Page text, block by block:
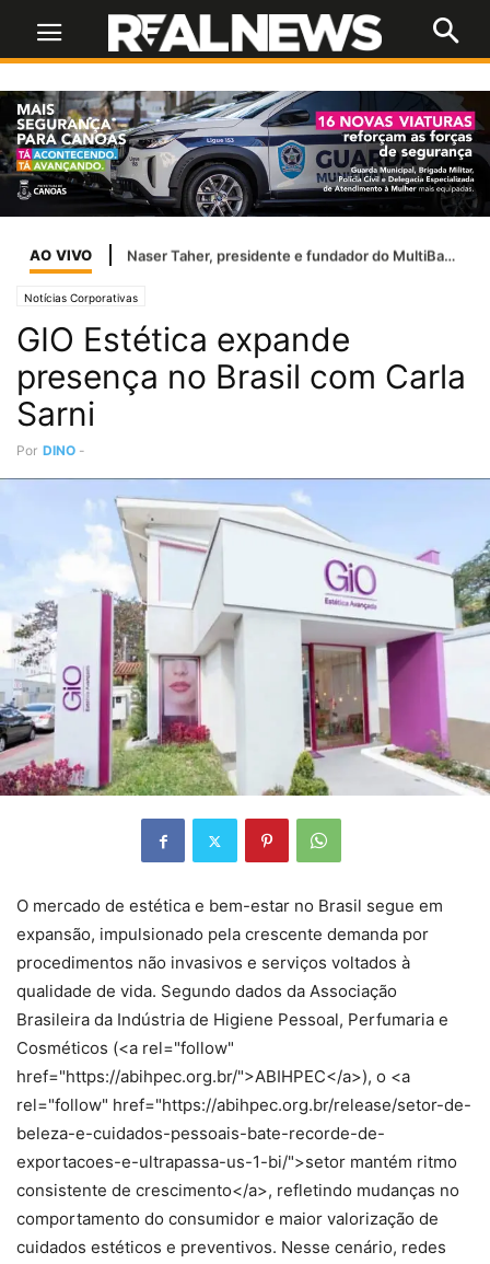
AO VIVO Naser Taher, presidente e fundador do MultiBank Group, homenageado por Sua Alteza Sheikh Nahyan bin Mubarak Al Nahyan com o Prêmio de Excelência de Ouro em FinTech, Ativos Digitais e Blockchain
Notícias Corporativas
GIO Estética expande
presença no Brasil com Carla
Sarni
Por DINO -
O mercado de estética e bem-estar no Brasil segue em
expansão, impulsionado pela crescente demanda por
procedimentos não invasivos e serviços voltados à
qualidade de vida. Segundo dados da Associação
Brasileira da Indústria de Higiene Pessoal, Perfumaria e
Cosméticos (<a rel="follow"
href="https://abihpec.org.br/">ABIHPEC</a>), o <a
rel="follow" href="https://abihpec.org.br/release/setor-de-
beleza-e-cuidados-pessoais-bate-recorde-de-
exportacoes-e-ultrapassa-us-1-bi/">setor mantém ritmo
consistente de crescimento</a>, refletindo mudanças no
comportamento do consumidor e maior valorização de
cuidados estéticos e preventivos. Nesse cenário, redes